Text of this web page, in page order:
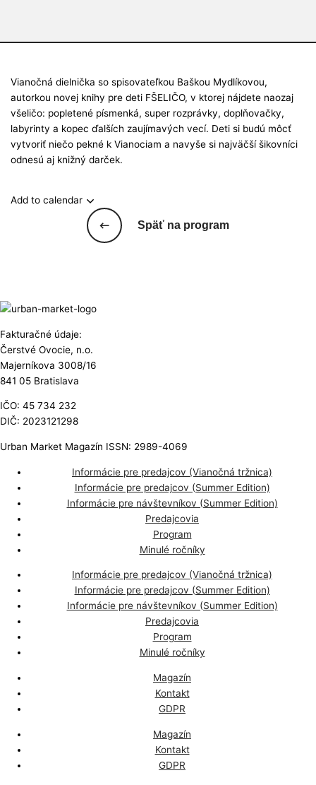
Vianočná dielnička so spisovateľkou Baškou Mydlíkovou,
autorkou novej knihy pre deti FŠELIČO, v ktorej nájdete naozaj
všeličo: popletené písmenká, super rozprávky, doplňovačky,
labyrinty a kopec ďalších zaujímavých vecí. Deti si budú môcť
vytvoriť niečo pekné k Vianociam a navyše si najväčší šikovníci
odnesú aj knižný darček.
Add to calendar
Späť na program
Fakturačné údaje:
Čerstvé Ovocie, n.o.
Majerníkova 3008/16
841 05 Bratislava
IČO: 45 734 232
DIČ: 2023121298
Urban Market Magazín ISSN: 2989-4069
Informácie pre predajcov (Vianočná tržnica)
Informácie pre predajcov (Summer Edition)
Informácie pre návštevníkov (Summer Edition)
Predajcovia
Program
Minulé ročníky
Informácie pre predajcov (Vianočná tržnica)
Informácie pre predajcov (Summer Edition)
Informácie pre návštevníkov (Summer Edition)
Predajcovia
Program
Minulé ročníky
Magazín
Kontakt
GDPR
Magazín
Kontakt
GDPR